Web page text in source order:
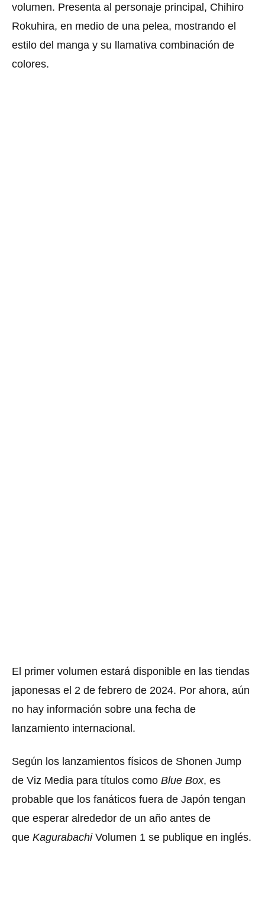
volumen. Presenta al personaje principal, Chihiro
Rokuhira, en medio de una pelea, mostrando el
estilo del manga y su llamativa combinación de
colores.
El primer volumen estará disponible en las tiendas
japonesas el 2 de febrero de 2024. Por ahora, aún
no hay información sobre una fecha de
lanzamiento internacional.
Según los lanzamientos físicos de Shonen Jump
de Viz Media para títulos como Blue Box, es
probable que los fanáticos fuera de Japón tengan
que esperar alrededor de un año antes de
que KagurabachiVolumen 1 se publique en inglés.